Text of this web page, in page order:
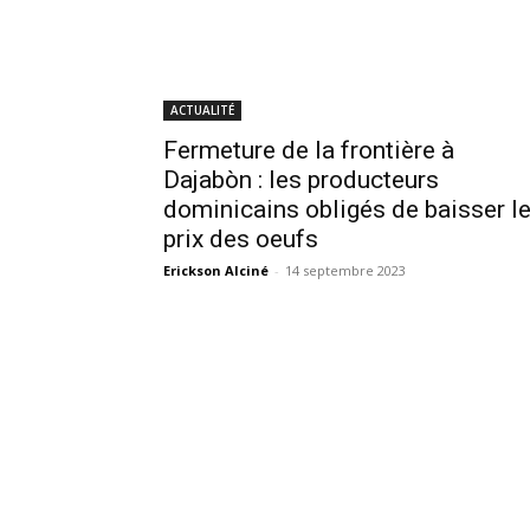
ACTUALITÉ
Fermeture de la frontière à
Dajabòn : les producteurs
dominicains obligés de baisser le
prix des oeufs
Erickson Alciné - 14 septembre 2023